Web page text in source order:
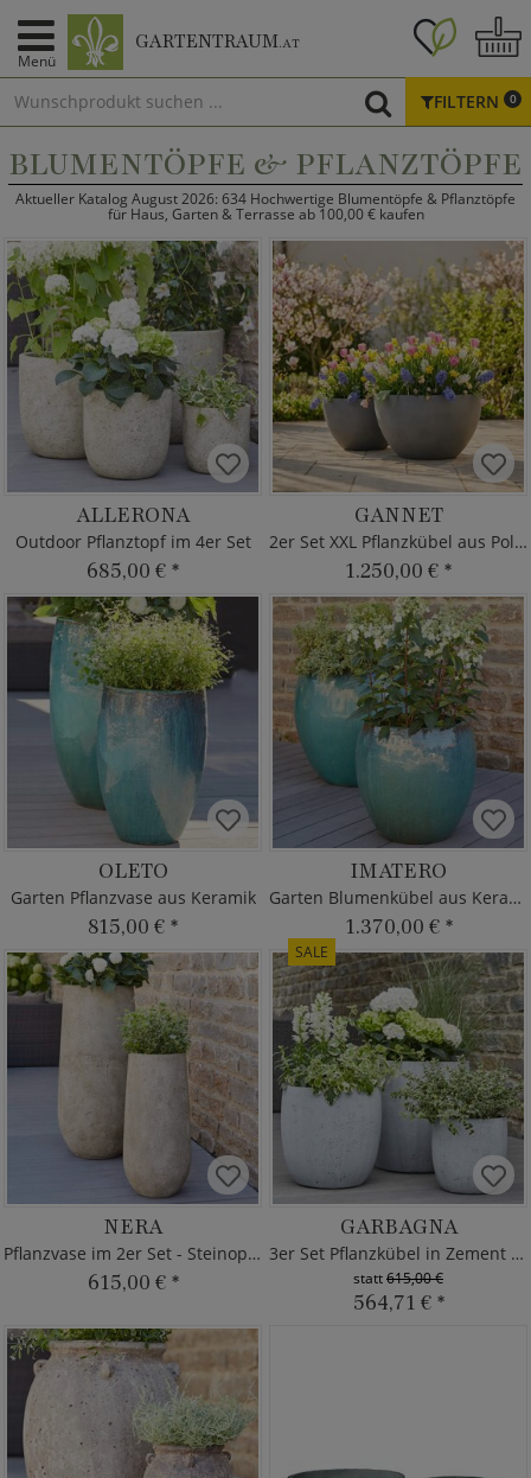
Menü
GARTENTRAUM.AT
FILTERN 0
BLUMENTÖPFE & PFLANZTÖPFE
Aktueller Katalog August 2026: 634 Hochwertige Blumentöpfe & Pflanztöpfe
für Haus, Garten & Terrasse ab 100,00 € kaufen
ALLERONA
Outdoor Pflanztopf im 4er Set
685,00 € *
GANNET
2er Set XXL Pflanzkübel aus Polystone
1.250,00 € *
OLETO
Garten Pflanzvase aus Keramik
815,00 € *
IMATERO
Garten Blumenkübel aus Keramik
1.370,00 € *
NERA
Pflanzvase im 2er Set - Steinoptik
615,00 € *
SALE
GARBAGNA
3er Set Pflanzkübel in Zement Optik
statt615,00 €
564,71 € *